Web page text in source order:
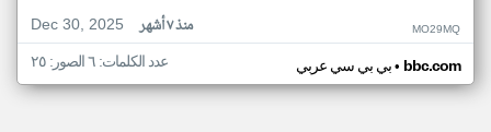
Dec 30, 2025
منذ ٧ أشهر MO29MQ
بي بي سي عربي• bbc.com عدد الكلمات: ٦ الصور: ٢٥